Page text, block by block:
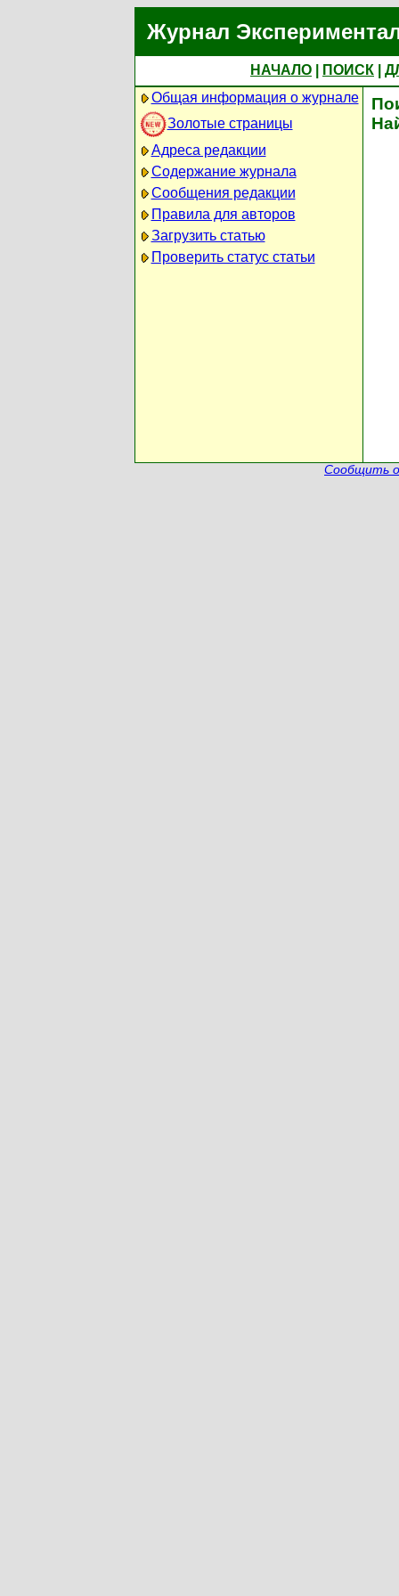
Журнал
НАЧАЛО ПОИСК
Общая информация о журнале
Золотые страницы
Адреса редакции
Содержание журнала
Сообщения редакции
Правила для авторов
Загрузить статью
Проверить статус статьи
Сообщить о